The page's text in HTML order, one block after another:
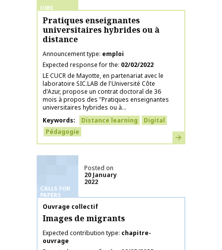
JOBS
Pratiques enseignantes
universitaires hybrides ou à
distance
Announcement type emploi
Expected response for the 02/02/2022
LE CUCR de Mayotte, en partenariat avec le
laboratoire SIC.LAB de l'Université Côte
d'Azur, propose un contrat doctoral de 36
mois à propos des "Pratiques enseignantes
universitaires hybrides ou à...
Keywords
Distance learning
Digital
Pédagogie
Learn more
CALLS FOR
PAPERS
Posted on
20 January
2022
Publication name
Ouvrage collectif
Images de migrants
Expected contribution type chapitre-
ouvrage